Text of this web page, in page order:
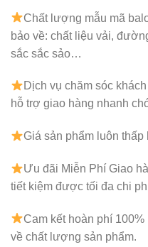
Chất lượng mẫu mã
bảo về: chất liệu vải,
sắc sắc sảo…
Dịch vụ chăm sóc
hỗ trợ giao hàng nhanh
Giá sản phẩm luôn
Ưu đãi Miễn Phí Giao
tiết kiệm được tối đa chi
Cam kết hoàn phí
về chất lượng sản phẩm.